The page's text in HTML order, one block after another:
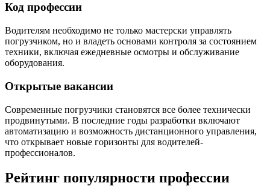
Код профессии
Водителям необходимо не только мастерски управлять
погрузчиком, но и владеть основами контроля за состоянием
техники, включая ежедневные осмотры и обслуживание
оборудования.
Открытые вакансии
Современные погрузчики становятся все более технически
продвинутыми. В последние годы разработки включают
автоматизацию и возможность дистанционного управления,
что открывает новые горизонты для водителей-
профессионалов.
Рейтинг популярности профессии